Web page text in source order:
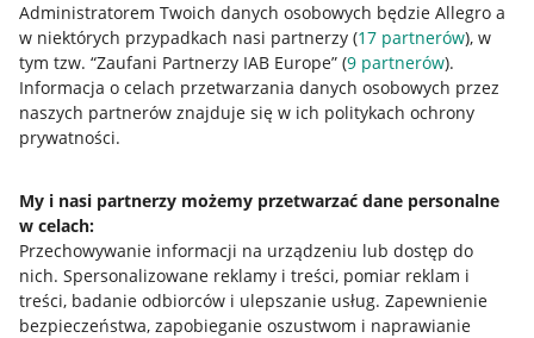
Administratorem Twoich danych osobowych będzie Allegro a
w niektórych przypadkach nasi partnerzy (17 partnerów), w
tym tzw. “Zaufani Partnerzy IAB Europe” (9 partnerów).
Informacja o celach przetwarzania danych osobowych przez
naszych partnerów znajduje się w ich politykach ochrony
prywatności.
My i nasi partnerzy możemy przetwarzać dane personalne
w celach:
Przechowywanie informacji na urządzeniu lub dostęp do
nich. Spersonalizowane reklamy i treści, pomiar reklam i
treści, badanie odbiorców i ulepszanie usług. Zapewnienie
bezpieczeństwa, zapobieganie oszustwom i naprawianie
Przydatne informacje
Jak to działa
Allegro Gadane dla sprzedających
Allegro Gadane dla kupujących
Mapa miejscowości